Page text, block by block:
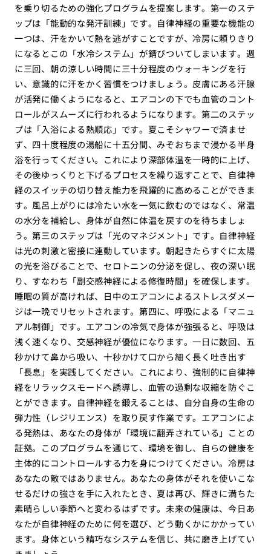
を乗り切るための強化プログラムを提案します。第一のステ
ップは「能動的な発汗訓練」です。自律神経の重要な機能の
一つは、汗をかいて熱を逃がすことですが、冷房に頼りきり
になるとこの「水冷システム」が錆びついてしまいます。週
に三回、朝の涼しい時間に三十分程度のウォーキングを行
い、意識的に汗をかく習慣をつけましょう。皮膚にある汗腺
が活発に働くようになると、エアコンの下でも血管のコント
ロールがスムーズに行われるようになります。第二のステッ
プは「入浴による熱順応」です。夏こそシャワーで済ませ
ず、四十度程度の湯船に十五分間、みぞおちまで浸かる半身
浴を行ってください。これにより深部体温を一時的に上げ、
その後ゆっくりと下げるプロセスを繰り返すことで、自律神
経のスイッチの切り替え能力を飛躍的に高めることができま
す。風呂上がりには冷たい水を一気に飲むのではなく、常温
の水分を補給し、身体が自然に体温を戻すのを待ちましょ
う。第三のステップは「光のマネジメント」です。自律神経
は光の刺激と密接に連動しています。朝起きたらすぐに太陽
の光を浴びることで、セロトニンの分泌を促し、夜の深い眠
り、すなわち「副交感神経による修復時間」を確保します。
睡眠の質が高ければ、日中のエアコンによるストレスダメー
ジは一晩でリセットされます。第四に、呼吸による「マニュ
アル制御」です。エアコンの冷気で身体が強張ると、呼吸は
浅く速くなり、交感神経が優位になります。一日に数回、五
秒かけて鼻から吸い、十秒かけて口から細く長く吐き出す
「長息」を実践してください。これにより、強制的に自律神
経をリラックスモードへ誘導し、血管の過剰な収縮を防ぐこ
とができます。自律神経を鍛えることは、自分自身の生命の
弾力性（レジリエンス）を取り戻す作業です。エアコンによ
る発熱は、あなたの身体が「環境に翻弄されている」ことの
証拠。このプログラムを通じて、環境を御し、自らの健康を
主体的にコントロールする力を身につけてください。冷房は
あなたの敵ではありません。あなたの身体がそれを使いこな
せるだけの強さを手に入れたとき、夏は再び、輝きに満ちた
素晴らしい季節へと変わるはずです。未来の健康は、今日あ
なたが自律神経のために何を選び、どう動くかにかかってい
ます。身体という精巧なシステムを信じ、共に磨き上げてい